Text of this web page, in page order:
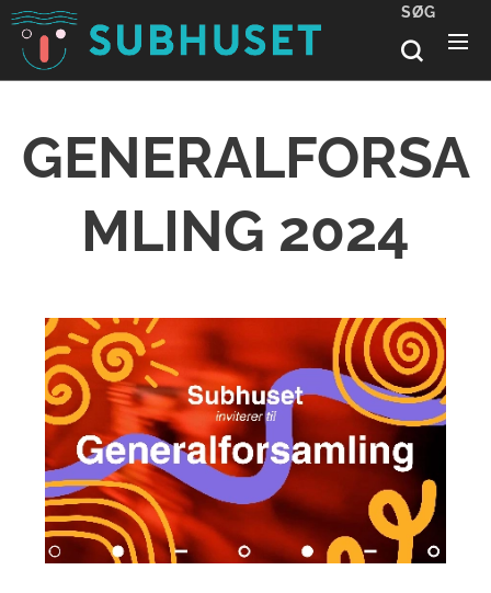
SØG
GENERALFORSA
MLING 2024